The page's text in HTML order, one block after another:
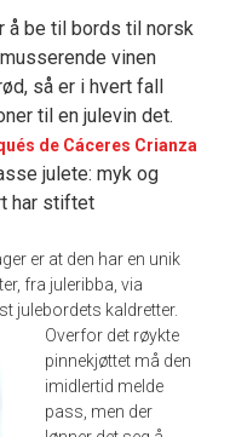
å be til bords til norsk
vinen
så er i hvert fall
til en julevin det.
de Cáceres Crianza
julete: myk og
har stiftet
er at den har en unik
fra juleribba, via
julebordets kaldretter.
Overfor det røykte
pinnekjøttet må den
imidlertid melde
pass, men der